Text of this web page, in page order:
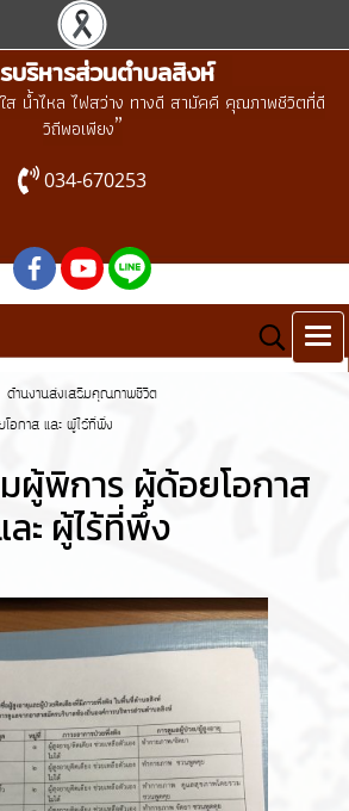
บริหารส่วนตำบลสิงห์
ส น้ำไหล ไฟสว่าง ทางดี สามัคคี คุณภาพชีวิตที่ดี
วิถีพอเพียง”
034-670253
ด้านงานส่งเสริมคุณภาพชีวิต
อกาส และ ผู้ไร้ที่พึ่ง
ผู้พิการ ผู้ด้อยโอกาส
ละ ผู้ไร้ที่พึ่ง